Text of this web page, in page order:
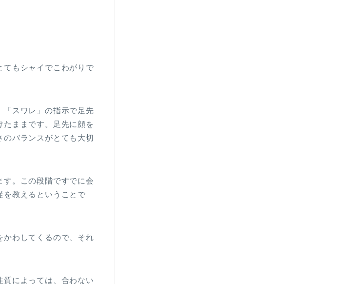
てもシャイでこわがりで
「スワレ」の指示で足先
ままです。足先に顔を
バランスがとても大切
。この段階ですでに会
を教えるということで
かわしてくるので、それ
によっては、合わない